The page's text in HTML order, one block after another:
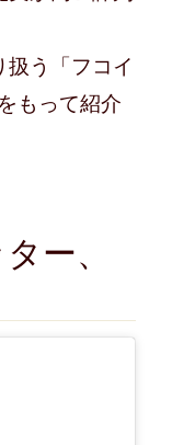
扱う「フコイ
もって紹介
ー、